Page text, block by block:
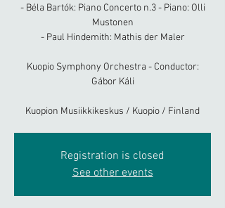
- Béla Bartók: Piano Concerto n.3 - Piano: Olli
Mustonen
- Paul Hindemith: Mathis der Maler
Kuopio Symphony Orchestra - Conductor:
Gábor Káli
Kuopion Musiikkikeskus / Kuopio / Finland
Registration is closed
See other events